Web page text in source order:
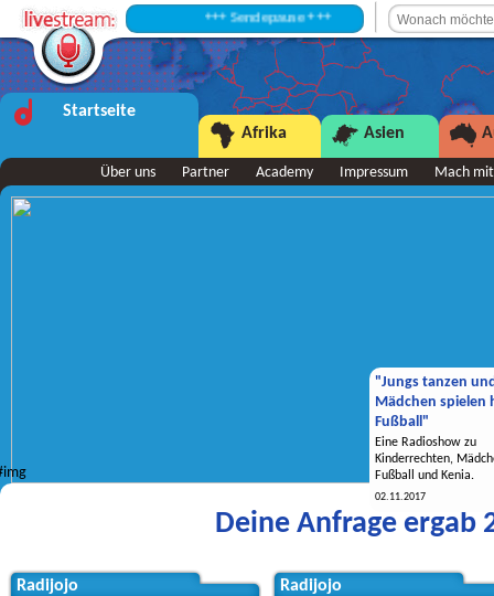
+++ Sendepause +++
Startseite
Afrika
Asien
Über uns Partner Academy Impressum Mach mit
"Jungs tanzen
Mädchen spielen
Fußball"
Eine Radioshow zu
Kinderrechten,
Fußball und Kenia.
02.11.2017
Deine Anfrage ergab
Radijojo Radijojo